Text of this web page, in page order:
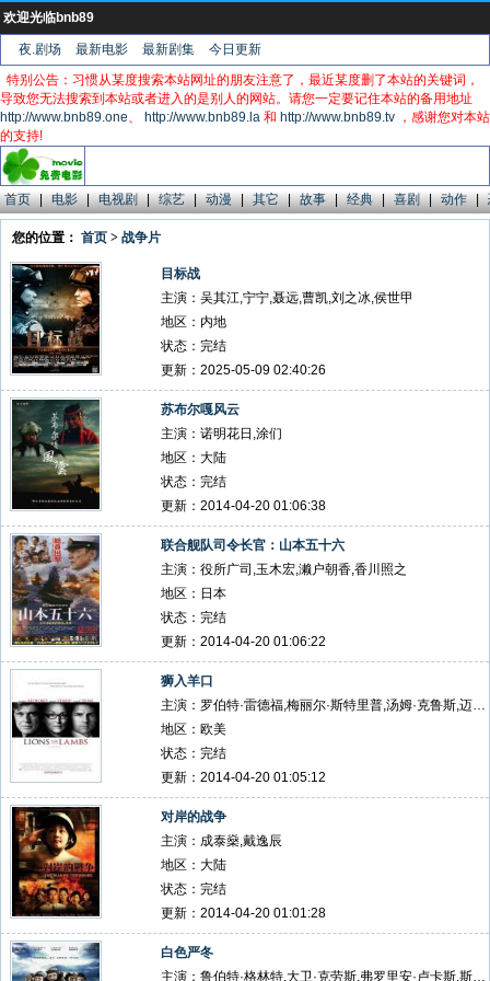
欢迎光临bnb89
夜.剧场 最新电影 最新剧集
今日更新
特别公告：习惯从某度搜索本站网址的朋友注意了，最近某度删了本站的关键词，
导致您无法搜索到本站或者进入的是别人的网站。请您一定要记住本站的备用地址
http://www.bnb89.one、 http://www.bnb89.la 和 http://www.bnb89.tv ，感谢您对本站
的支持!
首页 | 电影 | 电视剧 | 综艺 | 动漫 | 其它 | 故事 | 经典 | 喜剧 | 动作 |
您的位置： 首页 > 战争片
目标战
主演：吴其江,宁宁,聂远,曹凯,刘之冰,侯世甲
地区：内地
状态：完结
更新：2025-05-09 02:40:26
苏布尔嘎风云
主演：诺明花日,涂们
地区：大陆
状态：完结
更新：2014-04-20 01:06:38
联合舰队司令长官：山本五十六
主演：役所广司,玉木宏,濑户朝香,香川照之
地区：日本
状态：完结
更新：2014-04-20 01:06:22
狮入羊口
主演：罗伯特·雷德福,梅丽尔·斯特里普,汤姆·克鲁斯,迈克尔·佩纳
地区：欧美
状态：完结
更新：2014-04-20 01:05:12
对岸的战争
主演：成泰燊,戴逸辰
地区：大陆
状态：完结
更新：2014-04-20 01:01:28
白色严冬
主演：鲁伯特·格林特,大卫·克劳斯,弗罗里安·卢卡斯,斯蒂格·亨里克